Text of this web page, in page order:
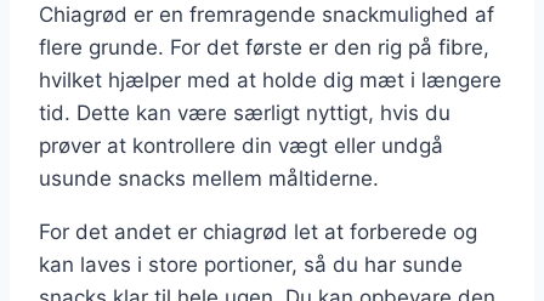
Chiagrød er en fremragende snackmulighed af
flere grunde. For det første er den rig på fibre,
hvilket hjælper med at holde dig mæt i længere
tid. Dette kan være særligt nyttigt, hvis du
prøver at kontrollere din vægt eller undgå
usunde snacks mellem måltiderne.
For det andet er chiagrød let at forberede og
kan laves i store portioner, så du har sunde